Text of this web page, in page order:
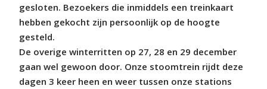
gesloten. Bezoekers die inmiddels een treinkaart
hebben gekocht zijn persoonlijk op de hoogte
gesteld.
De overige winter​ritten op 27, 28 en 29 december
gaan wel gewoon door. Onze stoomtrein rijdt deze
dagen 3 keer heen en weer tussen onze stations